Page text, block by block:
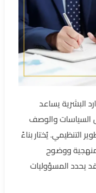
البشرية يساعد
السياسات والوصف
التنظيمي. يُختار بناءً
ووضوح
يحدد المسؤوليات